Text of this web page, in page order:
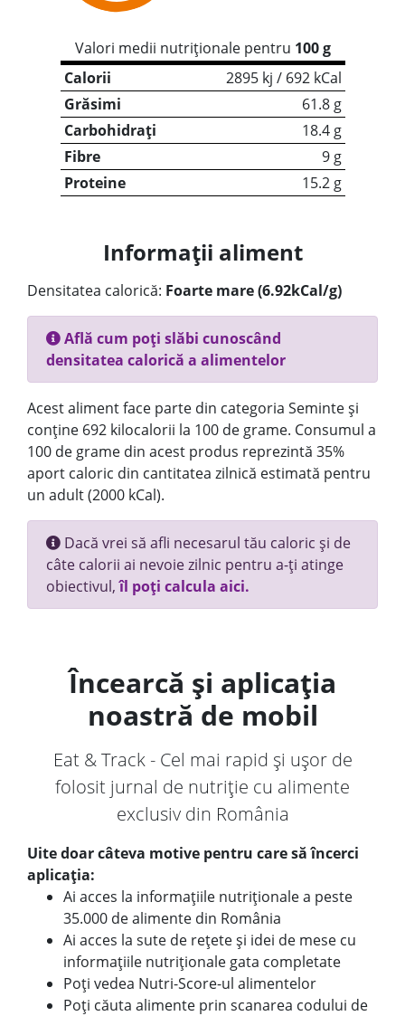
Valori medii nutriționale pentru 100 g
Calorii
2895 kj / 692 kCal
Grăsimi
61.8 g
Carbohidrați
18.4 g
Fibre
9 g
Proteine
15.2 g
Informații aliment
Densitatea calorică: Foarte mare (6.92kCal/g)
Află cum poți slăbi cunoscând
densitatea calorică a alimentelor
Acest aliment face parte din categoria Seminte și
conține 692 kilocalorii la 100 de grame. Consumul a
100 de grame din acest produs reprezintă 35%
aport caloric din cantitatea zilnică estimată pentru
un adult (2000 kCal).
Dacă vrei să afli necesarul tău caloric și de
câte calorii ai nevoie zilnic pentru a-ți atinge
obiectivul,îl poți calcula aici.
Încearcă și aplicația
noastră de mobil
Eat & Track - Cel mai rapid și ușor de
folosit jurnal de nutriție cu alimente
exclusiv din România
Uite doar câteva motive pentru care să încerci
aplicația:
Ai acces la informațiile nutriționale a peste
35.000 de alimente din România
Ai acces la sute de rețete și idei de mese cu
informațiile nutriționale gata completate
Poți vedea Nutri-Score-ul alimentelor
Poți căuta alimente prin scanarea codului de